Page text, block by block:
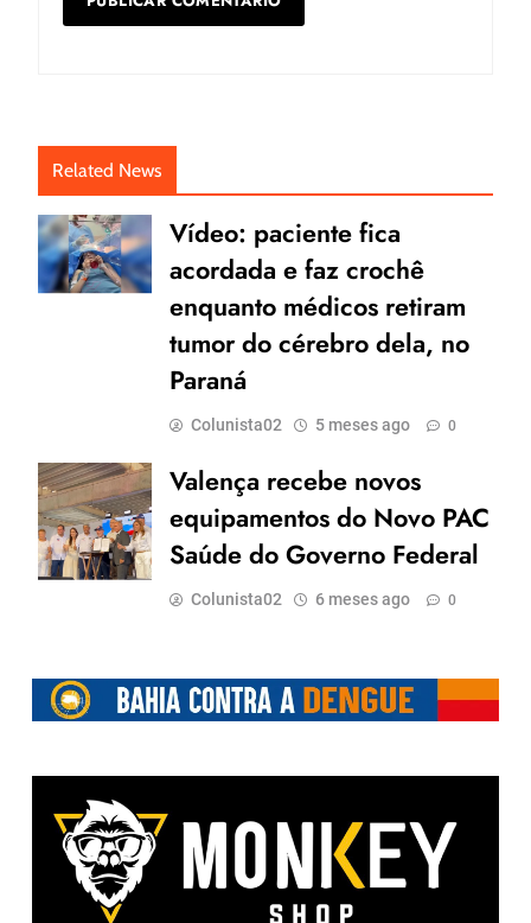
Related News
Vídeo: paciente fica
acordada e faz crochê
enquanto médicos retiram
tumor do cérebro dela, no
Paraná
Colunista02 5 meses ago 0
Valença recebe novos
equipamentos do Novo PAC
Saúde do Governo Federal
Colunista02 6 meses ago 0